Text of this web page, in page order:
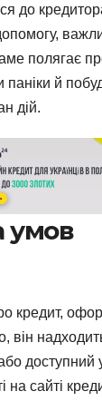
до
полягає
й
дій.
умов
кредит,
він
на сайті